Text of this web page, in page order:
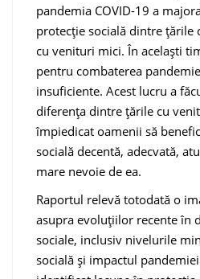
pandemia COVID-19 a
protecție socială dintre țările
cu venituri mici. În acelaști
pentru combaterea
insuficiente. Acest lucru a
diferența dintre țările cu
împiedicat oamenii să
socială decentă, adecvată,
mare nevoie de ea.
Raportul relevă totodată o
asupra evoluțiilor recente în
sociale, inclusiv nivelurile
socială și impactul